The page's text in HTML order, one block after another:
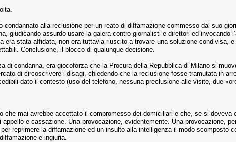
alla reclusione per un reato di diffamazione commesso dal suo
giudicando assurdo usare la galera contro giornalisti e direttori ed invocando
era stata affidata, non era tuttavia riuscito a trovare una soluzione condivisa,
Conclusione, il blocco di qualunque decisione.
di condanna, era giocoforza che la Procura della Repubblica di Milano si
di circoscrivere i disagi, chiedendo che la reclusione fosse tramutata in
dato il contesto (uso del telefono, nessuna preclusione alle visite, due
mai avrebbe accettato il compromesso dei domiciliari e che, se si doveva
e cassazione. Una provocazione, evidentemente. Una provocazione,
reprimere la diffamazione ed un insulto alla intelligenza il modo scomposto
e ingiuria.